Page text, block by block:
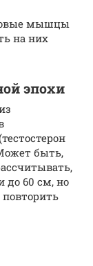
мышцы
на них
эпохи
быть,
до 60 см, но